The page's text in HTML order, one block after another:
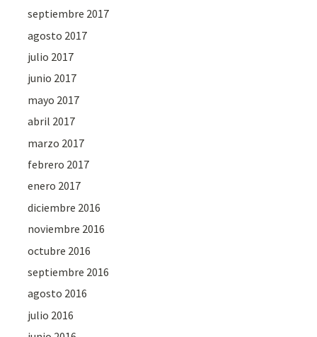
septiembre 2017
agosto 2017
julio 2017
junio 2017
mayo 2017
abril 2017
marzo 2017
febrero 2017
enero 2017
diciembre 2016
noviembre 2016
octubre 2016
septiembre 2016
agosto 2016
julio 2016